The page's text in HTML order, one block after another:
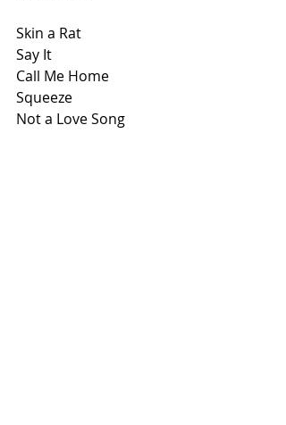
Skin a Rat
Say It
Call Me Home
Squeeze
Not a Love Song